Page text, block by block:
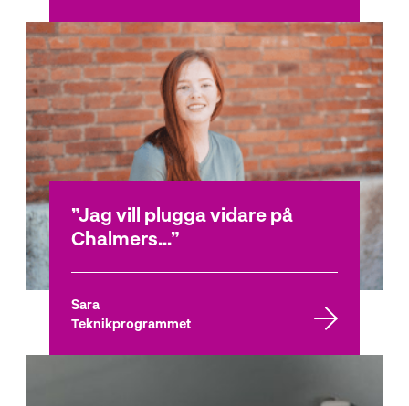
Jag vill plugga vidare på
Chalmers...
Sara
Teknikprogrammet